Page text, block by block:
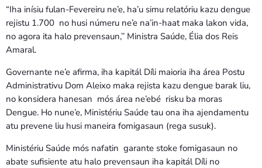
“Iha inísiu fulan-Fevereiru ne’e, ha’u simu relatóriu kazu dengue
rejistu 1.700 no husi númeru ne’e na’in-haat maka lakon vida,
no agora ita halo prevensaun,’’ Ministra Saúde, Élia dos Reis
Amaral.
Governante ne’e afirma, iha kapitál Díli maioria iha área Postu
Administrativu Dom Aleixo maka rejista kazu dengue barak liu,
no konsidera hanesan mós área ne’ebé risku ba moras
Dengue. Ho nune’e, Ministériu Saúde tau ona iha ajendamentu
atu prevene liu husi maneira fomigasaun (rega susuk).
Ministériu Saúde mós nafatin garante stoke fomigasaun no
abate sufisiente atu halo prevensaun iha kapitál Díli no